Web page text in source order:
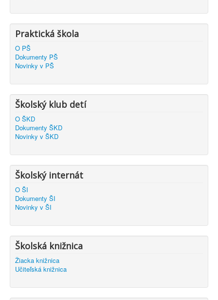
Praktická škola
O PŠ
Dokumenty PŠ
Novinky v PŠ
Školský klub detí
O ŠKD
Dokumenty ŠKD
Novinky v ŠKD
Školský internát
O ŠI
Dokumenty ŠI
Novinky v ŠI
Školská knižnica
Žiacka knižnica
Učiteľská knižnica